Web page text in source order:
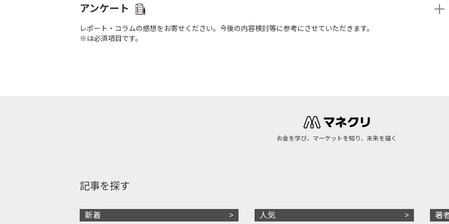
アンケート
レポート・コラムの感想をお寄せください。今後の内容検討等に参考にさせていただきます。
※は必須項目です。
お金を学び、マーケットを知り、未来を描く
記事を探す
新着 人気 著